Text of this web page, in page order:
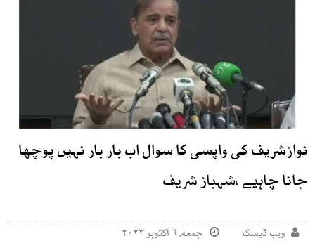
نوازشریف کی واپسی کا سوال اب بار بار نہیں پوچھا
جانا چاہیے ،شہباز شریف
ویب ڈیسک جمعه, ۶ اکتوبر ۲۰۲۳